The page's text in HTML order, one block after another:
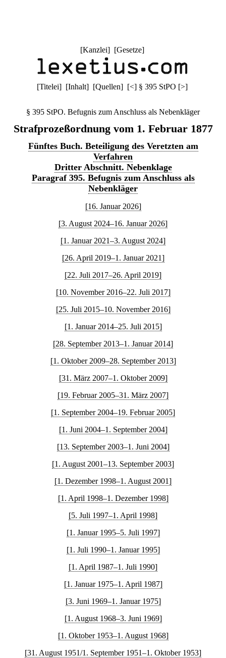
[Kanzlei] [Gesetze]
[Titelei] [Inhalt] [Quellen] [<] § 395 StPO [>]
§ 395 StPO. Befugnis zum Anschluss als Nebenkläger
Strafprozeßordnung vom 1. Februar 1877
Fünftes Buch. Beteiligung des Veretzten am
Verfahren
Dritter Abschnitt. Nebenklage
Paragraf 395. Befugnis zum Anschluss als
Nebenkläger
[16. Januar 2026]
[3. August 2024–16. Januar 2026]
[1. Januar 2021–3. August 2024]
[26. April 2019–1. Januar 2021]
[22. Juli 2017–26. April 2019]
[10. November 2016–22. Juli 2017]
[25. Juli 2015–10. November 2016]
[1. Januar 2014–25. Juli 2015]
[28. September 2013–1. Januar 2014]
[1. Oktober 2009–28. September 2013]
[31. März 2007–1. Oktober 2009]
[19. Februar 2005–31. März 2007]
[1. September 2004–19. Februar 2005]
[1. Juni 2004–1. September 2004]
[13. September 2003–1. Juni 2004]
[1. August 2001–13. September 2003]
[1. Dezember 1998–1. August 2001]
[1. April 1998–1. Dezember 1998]
[5. Juli 1997–1. April 1998]
[1. Januar 1995–5. Juli 1997]
[1. Juli 1990–1. Januar 1995]
[1. April 1987–1. Juli 1990]
[1. Januar 1975–1. April 1987]
[3. Juni 1969–1. Januar 1975]
[1. August 1968–3. Juni 1969]
[1. Oktober 1953–1. August 1968]
[31. August 1951/1. September 1951–1. Oktober 1953]